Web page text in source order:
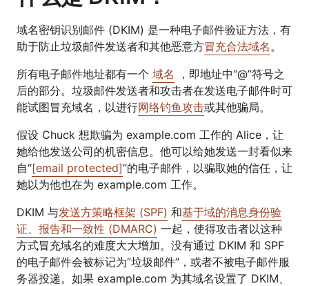
域名密钥识别邮件 (DKIM) 是一种电子邮件验证方法，有
助于防止垃圾邮件发送者和其他恶意方冒充合法域名。
所有电子邮件地址都有一个 域名 ，即地址中“@”符号之
后的部分。垃圾邮件发送者和攻击者在发送电子邮件时可
能试图冒充域名，以进行网络钓鱼攻击或其他骗局。
假设 Chuck 想欺骗为 example.com 工作的 Alice，让
她给他发送公司的机密信息。他可以给她发送一封看似来
自“[email protected]”的电子邮件，以骗取她的信任，让
她以为他也在为 example.com 工作。
DKIM 与发送方策略框架 (SPF) 和基于域的消息身份验
证、报告和一致性 (DMARC) 一起，使得攻击者以这种
方式冒充域名的难度大大增加。没有通过 DKIM 和 SPF
的电子邮件会被标记为“垃圾邮件”，或者不被电子邮件服
务器投递。如果 example.com 为其域名设置了 DKIM、